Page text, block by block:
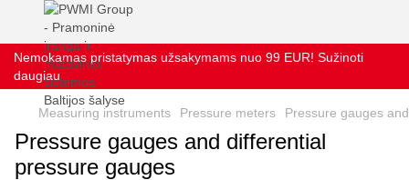
Nemokamas pristatymas užsakymams nuo 99 EUR! Sužinoti
daugiau
Measuring instruments Pressure meters Pressure gauges
Pressure gauges and differential
pressure gauges